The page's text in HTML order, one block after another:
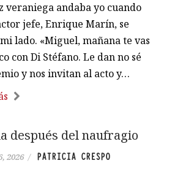
veraniega andaba yo cuando
jefe, Enrique Marín, se
lado. «Miguel, mañana te vas
con Di Stéfano. Le dan no sé
y nos invitan al acto y…
después del naufragio
2026 / PATRICIA CRESPO